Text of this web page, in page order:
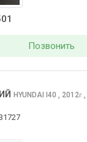
Позвонить
HYUNDAI I40 , 2012г.,